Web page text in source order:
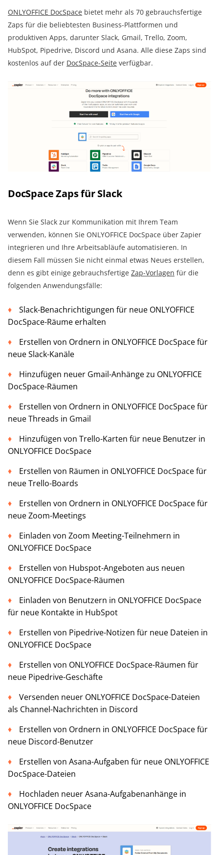
ONLYOFFICE DocSpace bietet mehr als 70 gebrauchsfertige
Zaps für die beliebtesten Business-Plattformen und
produktiven Apps, darunter Slack, Gmail, Trello, Zoom,
HubSpot, Pipedrive, Discord und Asana. Alle diese Zaps sind
kostenlos auf der DocSpace-Seite verfügbar.
DocSpace Zaps für Slack
Wenn Sie Slack zur Kommunikation mit Ihrem Team
verwenden, können Sie ONLYOFFICE DocSpace über Zapier
integrieren und Ihre Arbeitsabläufe automatisieren. In
diesem Fall müssen Sie nicht einmal etwas Neues erstellen,
denn es gibt einige gebrauchsfertige Zap-Vorlagen für die
folgenden Anwendungsfälle:
Slack-Benachrichtigungen für neue ONLYOFFICE
DocSpace-Räume erhalten
Erstellen von Ordnern in ONLYOFFICE DocSpace für
neue Slack-Kanäle
Hinzufügen neuer Gmail-Anhänge zu ONLYOFFICE
DocSpace-Räumen
Erstellen von Ordnern in ONLYOFFICE DocSpace für
neue Threads in Gmail
Hinzufügen von Trello-Karten für neue Benutzer in
ONLYOFFICE DocSpace
Erstellen von Räumen in ONLYOFFICE DocSpace für
neue Trello-Boards
Erstellen von Ordnern in ONLYOFFICE DocSpace für
neue Zoom-Meetings
Einladen von Zoom Meeting-Teilnehmern in
ONLYOFFICE DocSpace
Erstellen von Hubspot-Angeboten aus neuen
ONLYOFFICE DocSpace-Räumen
Einladen von Benutzern in ONLYOFFICE DocSpace
für neue Kontakte in HubSpot
Erstellen von Pipedrive-Notizen für neue Dateien in
ONLYOFFICE DocSpace
Erstellen von ONLYOFFICE DocSpace-Räumen für
neue Pipedrive-Geschäfte
Versenden neuer ONLYOFFICE DocSpace-Dateien
als Channel-Nachrichten in Discord
Erstellen von Ordnern in ONLYOFFICE DocSpace für
neue Discord-Benutzer
Erstellen von Asana-Aufgaben für neue ONLYOFFICE
DocSpace-Dateien
Hochladen neuer Asana-Aufgabenanhänge in
ONLYOFFICE DocSpace